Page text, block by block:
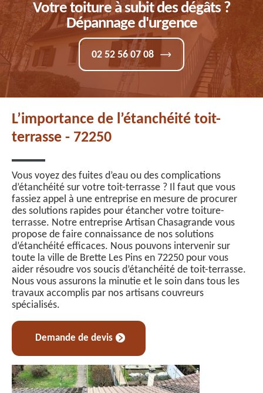
Votre toiture à subit des dégâts ?
Dépannage d'urgence
02 52 56 07 08
L’importance de l’étanchéité toit-
terrasse - 72250
Vous voyez des fuites d’eau ou des complications
d’étanchéité sur votre toit-terrasse ? Il faut que vous
fassiez appel à une entreprise en mesure de procurer
des solutions rapides pour étancher votre toiture-
terrasse. Notre entreprise Artisan Chasagrande vous
propose de faire connaissance de nos solutions
d’étanchéité efficaces. Nous pouvons intervenir sur
toute la ville de Brette Les Pins en 72250 pour vous
aider résoudre vos soucis d’étanchéité de toit-terrasse.
Nous vous assurons la minutie et le soin dans tous les
travaux accomplis par nos artisans couvreurs
spécialisés.
Demande de devis